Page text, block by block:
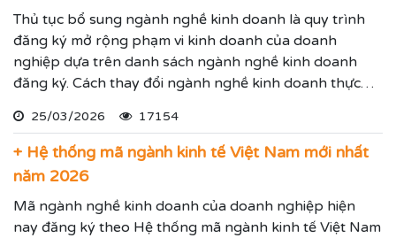
Thủ tục bổ sung ngành nghề kinh doanh là quy trình
đăng ký mở rộng phạm vi kinh doanh của doanh
nghiệp dựa trên danh sách ngành nghề kinh doanh
đăng ký. Cách thay đổi ngành nghề kinh doanh thực
25/03/2026 17154
+ Hệ thống mã ngành kinh tế Việt Nam mới nhất
năm 2026
Mã ngành nghề kinh doanh của doanh nghiệp hiện
nay đăng ký theo Hệ thống mã ngành kinh tế Việt Nam